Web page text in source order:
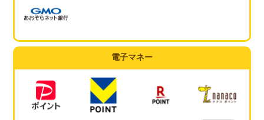
電子マネー